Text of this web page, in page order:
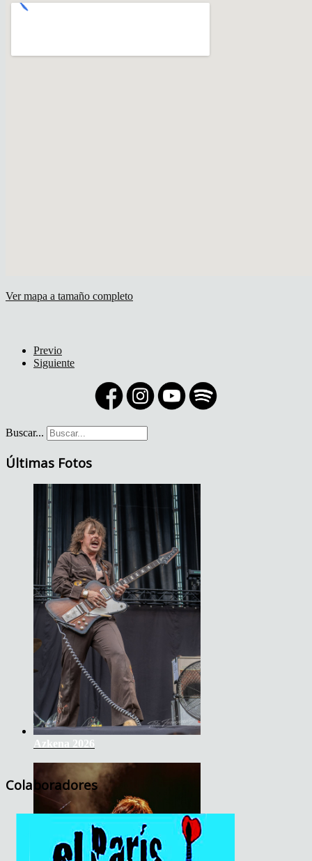
Ver mapa a tamaño completo
Previo
Siguiente
Buscar...
Últimas Fotos
Azkena 2026
Colaboradores